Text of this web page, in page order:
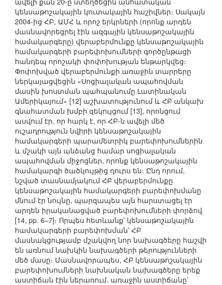
կենսաթոշակային կուտակային հաշիվներ։ Սակայն
2004-ից ՀԲ, ԱՄՀ և որոշ երկրների (որոնք արդեն
մասնավորեցրել էին ազգային կենսաթոշակային
համակարգերը) վերաբերմունքը կենսաթոշակային
համակարգերի բարեփոխումների գործընթացի
հանդեպ որոշակի փոփոխության ենթարկվեց։
Փոփոխված վերաբերմունքի առաջին տարրերը
ներկայացվեցին «Սոցիալական ապահովման
մասին խոստման պահպանումը Լատինական
Ամերիկայում» [12] աշխատությունում և ՀԲ անկախ
գնահատման խմբի զեկույցում [13], որոնցում
ասվում էր, որ հարկ է, որ ՀԲ-ն ավելի մեծ
ուշադրություն նվիրի կենսաթոշակային
համակարգերի պարամետրիկ բարեփոխումներին
և մշակի այն անձանց համար սոցիալական
ապահովման միջոցներ, որոնք կենսաթոշակային
համակարգի ծածկույթից դուրս են։ Ընդ որում,
նշված տասնամյակում ՀԲ վերաբերմունքը
կենսաթոշակային համակարգերի բարեփոխմանը
մնում էր նույնը, պարզապես այն հարստացել էր
արդեն իրականացված բարեփոխումների փորձով
[14, pp. 6–7]։ Որպես հետևանք՝ կենսաթոշակային
համակարգերի բարեփոխման՝ ՀԲ
մասնակցությամբ մշակվող նոր նախագծերը հաշվի
են առնում նախկին նախագծերի թերությունների
մեծ մասը։ Մասնավորապես, ՀԲ կենսաթոշակային
բարեփոխումների նախնական նախագծերը երեք
աստիճան էին ներառում. առաջին աստիճանը՝